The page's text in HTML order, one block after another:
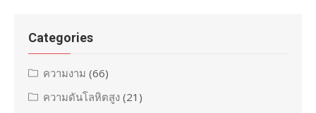
Categories
ความงาม (66)
ความดันโลหิตสูง (21)